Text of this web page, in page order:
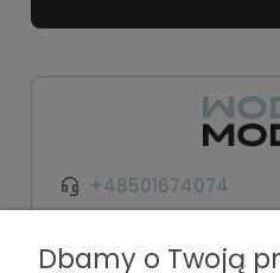
+48501674074
Dbamy o Twoją